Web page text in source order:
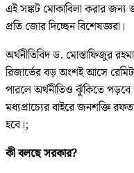
এই সঙ্কট মোকাবিলা করার জন্য
প্রতি জোর দিচ্ছেন বিশেষজ্ঞরা।
অর্থনীতিবিদ ড. মোস্তাফিজুর
রিজার্ভের বড় অংশই আসে
পারলে অর্থনীতিও ঝুঁকিতে
মধ্যপ্রাচ্যের বাইরে জনশক্তি
হবে।;
কী বলছে সরকার?